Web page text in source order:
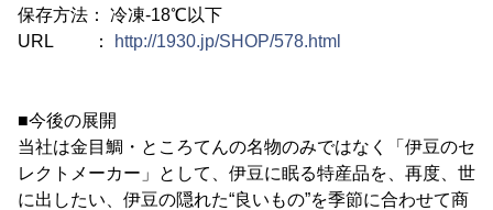
保存方法： 冷凍-18℃以下
URL ：
http://1930.jp/SHOP/578.html
■今後の展開
当社は金目鯛・ところてんの名物のみではなく「伊豆のセ
レクトメーカー」として、伊豆に眠る特産品を、再度、世
に出したい、伊豆の隠れた“良いもの”を季節に合わせて商